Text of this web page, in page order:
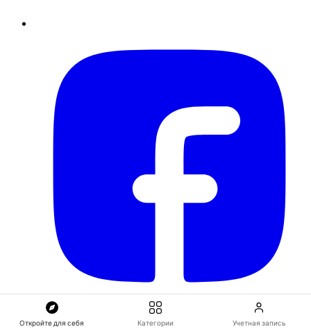
Откройте для себя Категории Учетная запись